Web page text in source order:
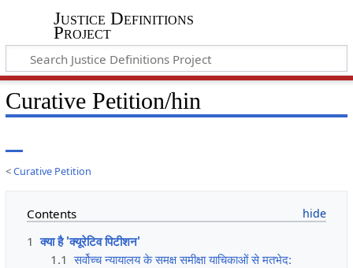
Justice Definitions
Project
Curative Petition/hin
<Curative Petition
Contents
1 क्या है 'क्यूरेटिव पिटीशन'
1.1 सर्वोच्च न्यायालय के समक्ष समीक्षा याचिकाओं से मतभेद: